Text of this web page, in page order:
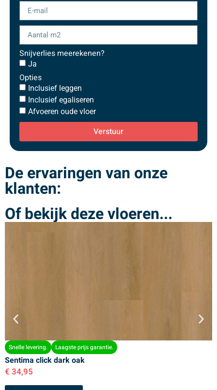
Snijverlies meerekenen?
Ja
Opties
Inclusief leggen
Inclusief egaliseren
Afvoeren oude vloer
Verstuur
De ervaringen van onze
klanten:
Of bekijk deze vloeren...
Snelle levering. Laagste prijs garantie.
Sentima click dark oak
€ 34,95